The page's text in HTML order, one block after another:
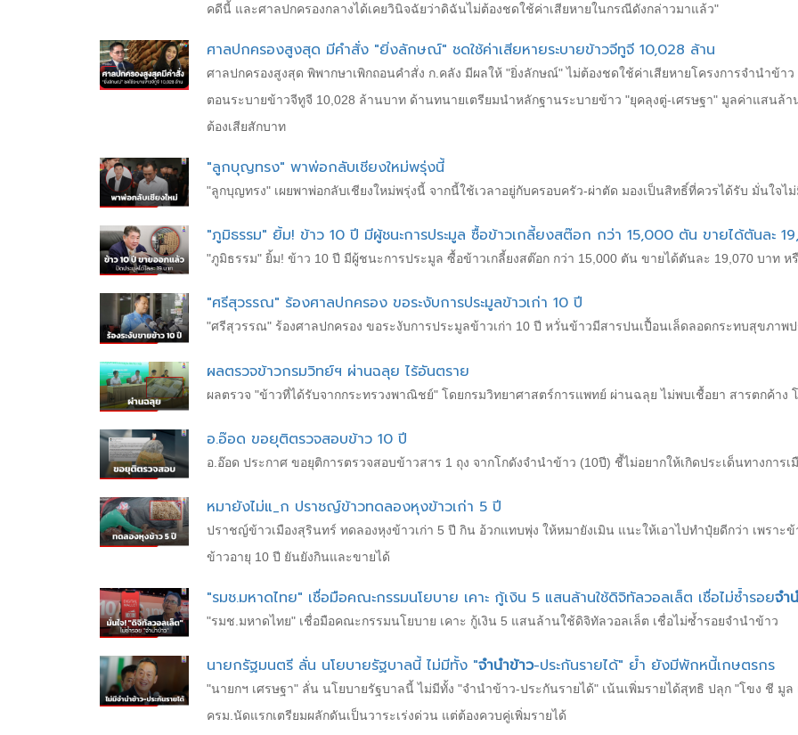
คดีนี้ และศาลปกครองกลางได้เคยวินิจฉัยว่าดิฉันไม่ต้องชดใช้ค่าเสียหายในกรณีดังกล่าวมาแล้ว"
ศาลปกครองสูงสุด มีคำสั่ง "ยิ่งลักษณ์" ชดใช้ค่าเสียหายระบายข้าวจีทูจี 10,028 ล้าน
ศาลปกครองสูงสุด พิพากษาเพิกถอนคำสั่ง ก.คลัง มีผลให้ "ยิ่งลักษณ์" ไม่ต้องชดใช้ค่าเสียหายโครงการจำนำข้
ตอนระบายข้าวจีทูจี 10,028 ล้านบาท ด้านทนายเตรียมนำหลักฐานระบายข้าว "ยุคลุงตู่-เศรษฐา" มูลค่าแสนล้า
ต้องเสียสักบาท
"ลูกบุญทรง" พาพ่อกลับเชียงใหม่พรุ่งนี้
"ลูกบุญทรง" เผย​พาพ่อกลับเชียงใหม่พรุ่งนี้​ จากนี้ใช้เวลาอยู่กับครอบครัว-ผ่าตัด​ มองเป็นสิทธิ์ที่ควรได้รับ มั่นใจ​ไ
"ภูมิธรรม" ยิ้ม! ข้าว 10 ปี มีผู้ชนะการประมูล ซื้อข้าวเกลี้ยงสต๊อก กว่า 15,000 ตัน ขายได้ตันละ
"ภูมิธรรม" ยิ้ม! ข้าว 10 ปี มีผู้ชนะการประมูล ซื้อข้าวเกลี้ยงสต๊อก กว่า 15,000 ตัน ขายได้ตันละ 19,070 บาท ห
"ศรีสุวรรณ" ร้องศาลปกครอง ขอระงับการประมูลข้าวเก่า 10 ปี
"ศรีสุวรรณ" ร้องศาลปกครอง ขอระงับการประมูลข้าวเก่า 10 ปี หวั่นข้าวมีสารปนเปื้อนเล็ดลอดกระทบสุขภาพ
ผลตรวจข้าวกรมวิทย์ฯ ผ่านฉลุย ไร้อันตราย
ผลตรวจ "ข้าวที่ได้รับจากกระทรวงพาณิชย์" โดยกรมวิทยาศาสตร์การแพทย์ ผ่านฉลุย ไม่พบเชื้อยา สารตกค้าง
อ.อ๊อด ขอยุติตรวจสอบข้าว 10 ปี
อ.อ๊อด ประกาศ ขอยุติการตรวจสอบข้าวสาร 1 ถุง จากโกดังจำนำข้าว (10ปี) ชี้ไม่อยากให้เกิดประเด็นทางการเ
หมายังไม่แ_ก ปราชญ์ข้าวทดลองหุงข้าวเก่า 5 ปี
ปราชญ์ข้าวเมืองสุรินทร์ ทดลองหุงข้าวเก่า 5 ปี กิน อ้วกแทบพุ่ง ให้หมายังเมิน แนะให้เอาไปทำปุ๋ยดีกว่า เพราะ
ข้าวอายุ 10 ปี ยันยังกินและขายได้
"รมช.มหาดไทย" เชื่อมือคณะกรรมนโยบาย เคาะ กู้เงิน 5 แสนล้านใช้ดิจิทัล​วอลเล็ต เชื่อไม่ซ้ำรอยจำ
"รมช.มหาดไทย" เชื่อมือคณะกรรมนโยบาย เคาะ กู้เงิน 5 แสนล้านใช้ดิจิทัล​วอลเล็ต เชื่อไม่ซ้ำรอยจำนำข้าว
นายกรัฐมนตรี ลั่น นโยบายรัฐบาลนี้ ไม่มีทั้ง "จำนำข้าว-ประกันรายได้" ย้ำ ยังมีพักหนี้เกษตรกร
"นายกฯ เศรษฐา" ลั่น นโยบายรัฐบาลนี้ ไม่มีทั้ง "จำนำข้าว-ประกันรายได้" เน้นเพิ่มรายได้สุทธิ ปลุก "โขง ชี มู
ครม.นัดแรกเตรียมผลักดันเป็นวาระเร่งด่วน แต่ต้องควบคู่เพิ่มรายได้